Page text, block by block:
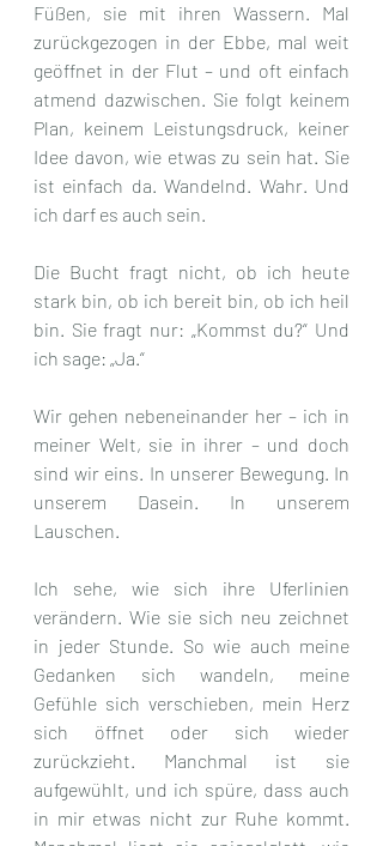
Füßen, sie mit ihren Wassern. Mal
zurückgezogen in der Ebbe, mal weit
geöffnet in der Flut – und oft einfach
atmend dazwischen. Sie folgt keinem
Plan, keinem Leistungsdruck, keiner
Idee davon, wie etwas zu sein hat. Sie
ist einfach da. Wandelnd. Wahr. Und
ich darf es auch sein.
Die Bucht fragt nicht, ob ich heute
stark bin, ob ich bereit bin, ob ich heil
bin. Sie fragt nur: „Kommst du?“ Und
ich sage: „Ja.“
Wir gehen nebeneinander her – ich in
meiner Welt, sie in ihrer – und doch
sind wir eins. In unserer Bewegung. In
unserem Dasein. In unserem
Lauschen.
Ich sehe, wie sich ihre Uferlinien
verändern. Wie sie sich neu zeichnet
in jeder Stunde. So wie auch meine
Gedanken sich wandeln, meine
Gefühle sich verschieben, mein Herz
sich öffnet oder sich wieder
zurückzieht. Manchmal ist sie
aufgewühlt, und ich spüre, dass auch
in mir etwas nicht zur Ruhe kommt.